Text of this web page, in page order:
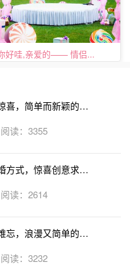
烛求婚
视觉效果很好，给人营造
户外求婚还是一起共度烛光晚
人物，甚至可以用它来铺
好哇,亲爱的—— 情侣...
喜，简单而新颖的求
读：3355
方式，惊喜创意求婚
读：2614
忘，浪漫又简单的求
读：3232